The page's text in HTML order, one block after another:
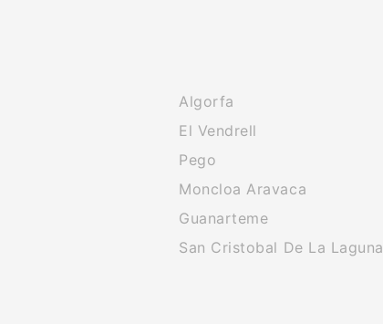
Algorfa
El Vendrell
Pego
Moncloa Aravaca
Guanarteme
San Cristobal De La Laguna